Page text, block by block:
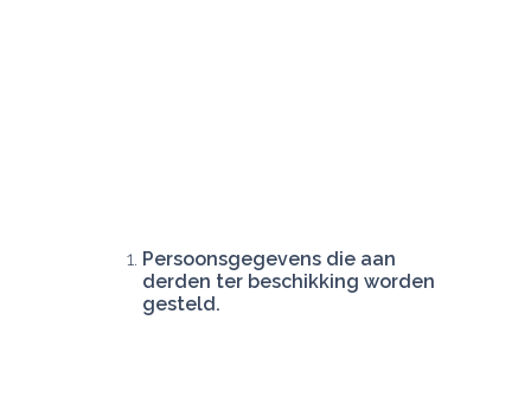
Persoonsgegevens die aan
derden ter beschikking worden
gesteld.